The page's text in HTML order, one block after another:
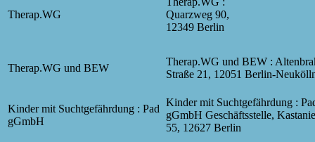
Therap.WG
Quarzweg 90,
12349 Berlin
Therap.WG und BEW
Therap.WG und BEW :
Straße 21, 12051 Berlin-
Kinder mit Suchtgefährdung : Pad
gGmbH
Kinder mit Suchtgefährdung :
gGmbH Geschäftsstelle,
55, 12627 Berlin